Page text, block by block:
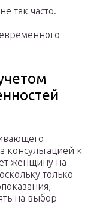
так часто.
консультацией к
женщину на
только
на выбор